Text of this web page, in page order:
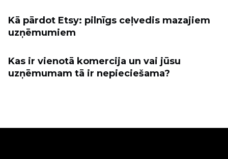
Kā pārdot Etsy: pilnīgs ceļvedis mazajiem
uzņēmumiem
Kas ir vienotā komercija un vai jūsu
uzņēmumam tā ir nepieciešama?